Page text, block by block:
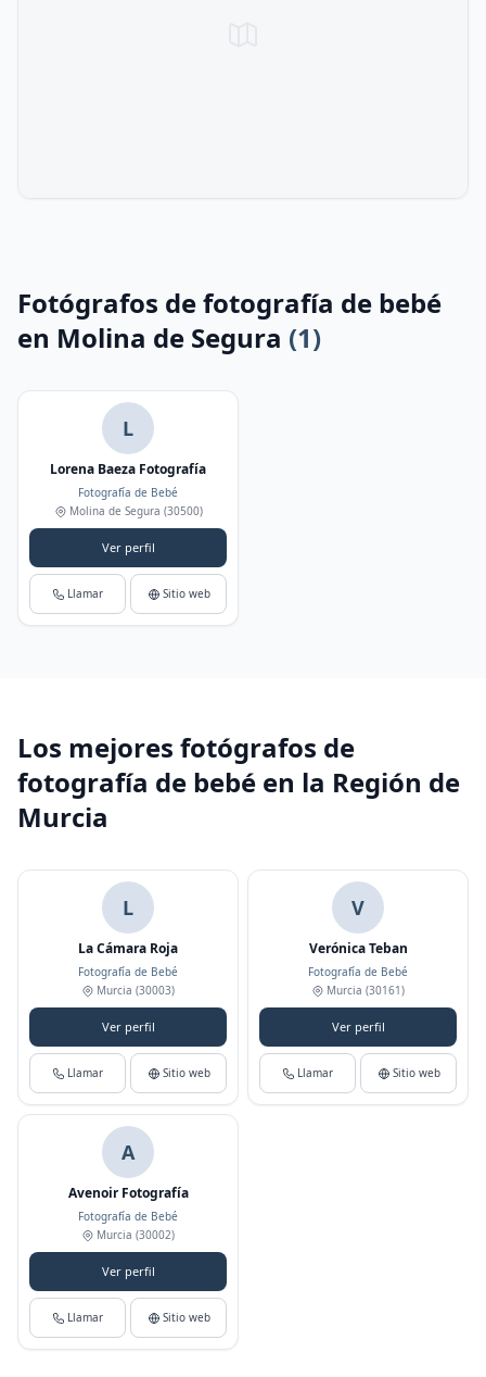
Fotógrafos de fotografía de bebé
en Molina de Segura (1)
L
Lorena Baeza Fotografía
Fotografía de Bebé
Molina de Segura (30500)
Ver perfil
Llamar Sitio web
Los mejores fotógrafos de
fotografía de bebé en la Región de
Murcia
L
La Cámara Roja
Fotografía de Bebé
Murcia (30003)
Ver perfil
Llamar Sitio web
V
Verónica Teban
Fotografía de Bebé
Murcia (30161)
Ver perfil
Llamar Sitio web
A
Avenoir Fotografía
Fotografía de Bebé
Murcia (30002)
Ver perfil
Llamar Sitio web